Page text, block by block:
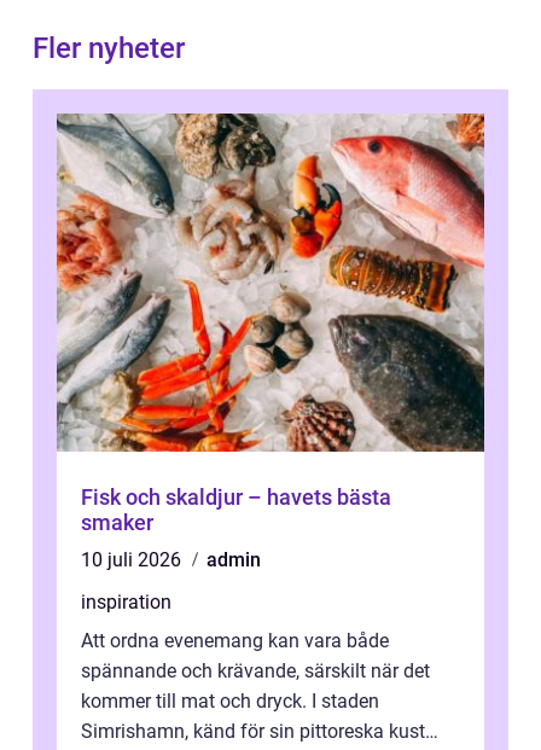
Fler nyheter
Fisk och skaldjur – havets bästa
smaker
10 juli 2026
admin
inspiration
Att ordna evenemang kan vara både
spännande och krävande, särskilt när det
kommer till mat och dryck. I staden
Simrishamn, känd för sin pittoreska kust